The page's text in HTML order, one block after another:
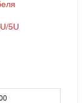
5U